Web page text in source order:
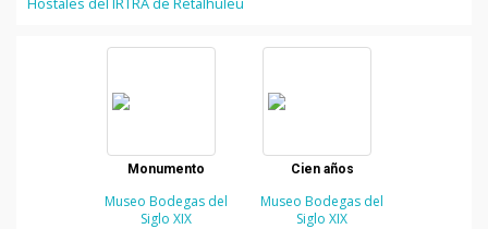
Monumento
Museo Bodegas del
Siglo XIX
Cien años
Museo Bodegas del
Siglo XIX